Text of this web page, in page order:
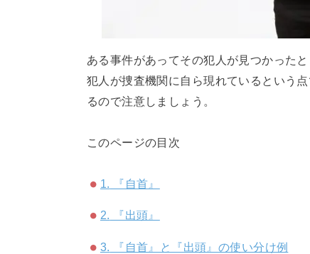
ある事件があってその犯人が見つかった
犯人が捜査機関に自ら現れているという
るので注意しましょう。
このページの目次
1. 『自首』
2. 『出頭』
3. 『自首』と『出頭』の使い分け例